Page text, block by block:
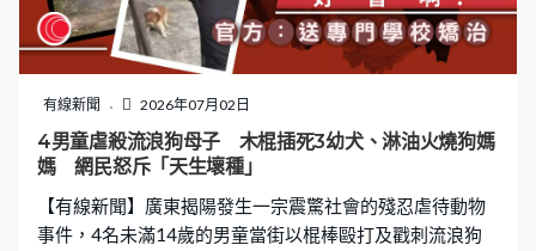
貼近生活。麥理浩復康院註冊職業治療師伍令瑜：「有了
這個模擬車廂之後，變相在院內可以重複不斷建立自信和
技巧。對他們來說會更安心，出院時信心都會相對更
大。」復康院未來會引入VR技術，以及軚盤、離合器等模
擬駕駛訓練，初步評估患者是否具備駕駛能力。
有線新聞 2026年07月02日
4男童虐殺流浪狗母子 木棍插死3幼犬、淋油火燒狗媽
媽 網民怒斥「天生壞種」
【有線新聞】廣東揭陽發生一宗震驚社會的殘忍虐待動物
事件，4名未滿14歲的男童當街以棍棒毆打及戳刺流浪狗